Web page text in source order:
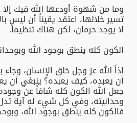
وما من شهوة أودعها الله فيك
تسير خلالها، اعتقد يقيناً أن ليس
لا يوجد حرمان، لكن هناك تنظيماً.
الكون كله ينطق بوجود الله
إذاً الله عز وجل خلق الإنسان، وجاء
أن يعبده، كيف يعبده؟ ينبغي أن
جعل الله الكون كله شافاً عن
وحدانيته، وفي كل شيء له آية
فالكون كله ينطق بوجود الله،